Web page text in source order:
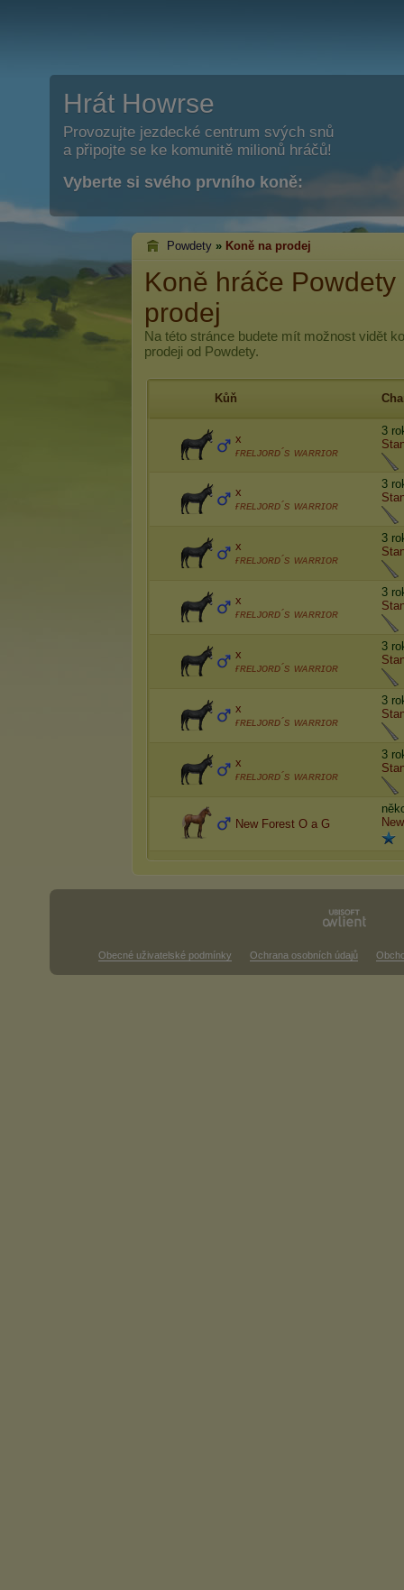
Hrát Howrse
Provozujte jezdecké centrum svých snů
a připojte se ke komunitě milionů hráčů!
Vyberte si svého prvního koně:
Powdety » Koně na prodej
Koně hráče
prodej
Na této stránce budete mít možnost vidět
prodeji od Powdety.
Kůň
x
ғʀᴇʟᴊᴏʀᴅ´s ᴡᴀʀʀɪᴏʀ
3
x
ғʀᴇʟᴊᴏʀᴅ´s ᴡᴀʀʀɪᴏʀ
3
x
ғʀᴇʟᴊᴏʀᴅ´s ᴡᴀʀʀɪᴏʀ
3
x
ғʀᴇʟᴊᴏʀᴅ´s ᴡᴀʀʀɪᴏʀ
3
x
ғʀᴇʟᴊᴏʀᴅ´s ᴡᴀʀʀɪᴏʀ
3
x
ғʀᴇʟᴊᴏʀᴅ´s ᴡᴀʀʀɪᴏʀ
3
x
ғʀᴇʟᴊᴏʀᴅ´s ᴡᴀʀʀɪᴏʀ
3
New Forest O a G
Obecné uživatelské podmínky Ochrana osobních údajů